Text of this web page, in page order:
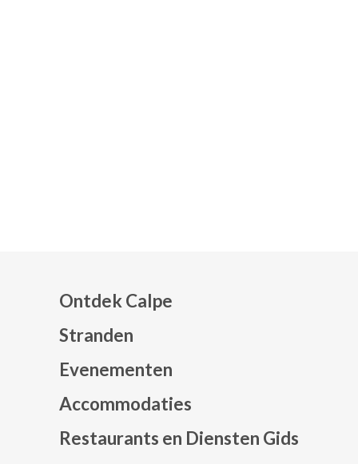
Ontdek Calpe
Stranden
Evenementen
Accommodaties
Restaurants en Diensten Gids